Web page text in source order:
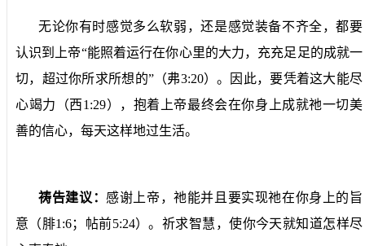
无论你有时感觉多么软弱，还是感觉装备不齐全，都要
认识到上帝“能照着运行在你心里的大力，充充足足的成就一
切，超过你所求所想的”（弗3:20）。因此，要凭着这大能尽
心竭力（西1:29），抱着上帝最终会在你身上成就祂一切美
善的信心，每天这样地过生活。
祷告建议：感谢上帝，祂能并且要实现祂在你身上的旨
意（腓1:6；帖前5:24）。祈求智慧，使你今天就知道怎样尽